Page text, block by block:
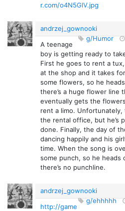
r.com/o4N5GlV.jpg
andrzej_gownooki
g/Humor
A teenage
boy is getting ready to
First he goes to rent a
at the shop and it takes
some flowers, so he
there’s a huge flower line
eventually gets the
rent a limo. Unfortunately,
the rental office, but he’s
done. Finally, the day of
dancing happily and his
time. When the song is
some punch, so he heads
there’s no punchline.
andrzej_gownooki
g/ehhhhh
http://game